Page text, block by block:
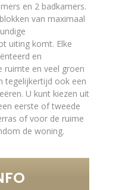
en 2 badkamers.
van maximaal
uiting komt. Elke
en
ruimte en veel groen
tegelijkertijd ook een
U kunt kiezen uit
eerste of tweede
of voor de ruime
de woning.